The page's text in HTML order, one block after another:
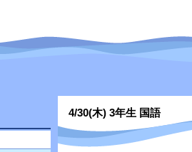
4/30(木) 3年生 国語